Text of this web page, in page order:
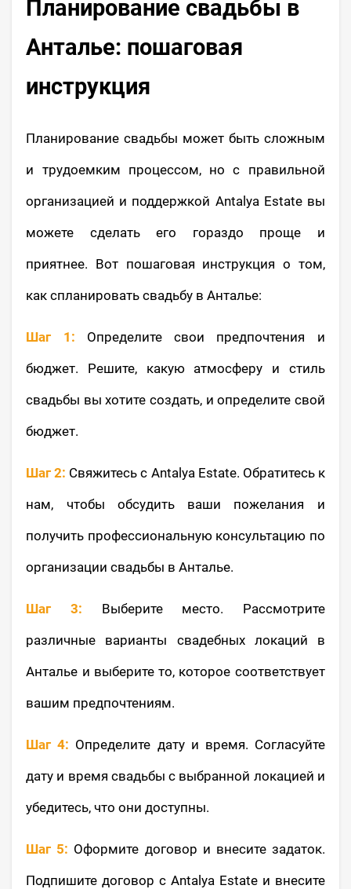
Планирование свадьбы в
Анталье: пошаговая
инструкция
Планирование свадьбы может быть сложным
и трудоемким процессом, но с правильной
организацией и поддержкой Antalya Estate вы
можете сделать его гораздо проще и
приятнее. Вот пошаговая инструкция о том,
как спланировать свадьбу в Анталье:
Шаг 1: Определите свои предпочтения и
бюджет. Решите, какую атмосферу и стиль
свадьбы вы хотите создать, и определите свой
бюджет.
Шаг 2: Свяжитесь с Antalya Estate. Обратитесь к
нам, чтобы обсудить ваши пожелания и
получить профессиональную консультацию по
организации свадьбы в Анталье.
Шаг 3: Выберите место. Рассмотрите
различные варианты свадебных локаций в
Анталье и выберите то, которое соответствует
вашим предпочтениям.
Шаг 4: Определите дату и время. Согласуйте
дату и время свадьбы с выбранной локацией и
убедитесь, что они доступны.
Шаг 5: Оформите договор и внесите задаток.
Подпишите договор с Antalya Estate и внесите